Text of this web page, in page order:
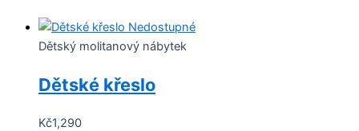
Nedostupné
Dětský molitanový nábytek
Dětské křeslo
Kč1,290